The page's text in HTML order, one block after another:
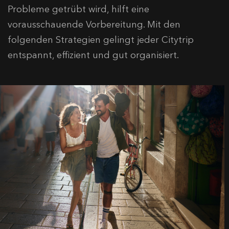
Probleme getrübt wird, hilft eine
vorausschauende Vorbereitung. Mit den
folgenden Strategien gelingt jeder Citytrip
entspannt, effizient und gut organisiert.